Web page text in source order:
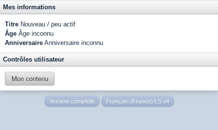
Mes informations
Titre Nouveau / peu actif
Âge Âge inconnu
Anniversaire Anniversaire inconnu
Contrôles utilisateur
Mon contenu
Version complète Français (France) LS v4